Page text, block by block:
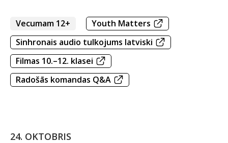
Vecumam 12+
Youth Matters
Sinhronais audio tulkojums latviski
Filmas 10.–12. klasei
Radošās komandas Q&A
24. OKTOBRIS